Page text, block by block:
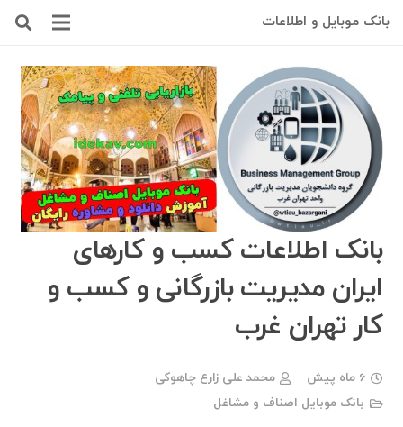
بانک موبایل و اطلاعات
بانک اطلاعات کسب و کارهای
ایران مدیریت بازرگانی و کسب و
کار تهران غرب
6 ماه پیش
محمد علی زارع چاهوکی
بانک موبایل اصناف و مشاغل